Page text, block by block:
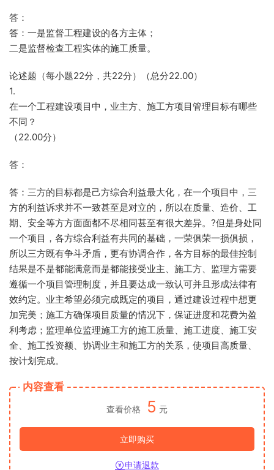
答：
答：一是监督工程建设的各方主体；
二是监督检查工程实体的施工质量。
论述题（每小题22分，共22分）（总分22.00）
1.
在一个工程建设项目中，业主方、施工方项目管理目标有哪些
不同？
（22.00分）
答：
答：三方的目标都是己方综合利益最大化，在一个项目中，三
方的利益诉求并不一致甚至是对立的，所以在质量、造价、工
期、安全等方方面面都不尽相同甚至有很大差异。?但是身处同
一个项目，各方综合利益有共同的基础，一荣俱荣一损俱损，
所以三方既有争斗矛盾，更有协调合作，各方目标的最佳控制
结果是不是都能满意而是都能接受业主、施工方、监理方需要
遵循一个项目管理制度，并且要达成一致认可并且形成法律有
效约定。业主希望必须完成既定的项目，通过建设过程中想更
加完美；施工方确保项目质量的情况下，保证进度和花费为盈
利考虑；监理单位监理施工方的施工质量、施工进度、施工安
全、施工投资额、协调业主和施工方的关系，使项目高质量、
按计划完成。
内容查看
查看价格 5 元
立即购买
申请退款